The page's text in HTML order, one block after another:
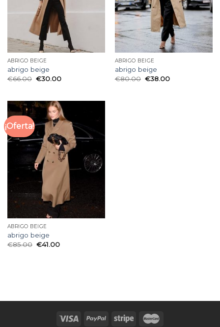
ABRIGO BEIGE
abrigo beige
€66.00 €30.00
ABRIGO BEIGE
abrigo beige
€80.00 €38.00
¡Oferta!
ABRIGO BEIGE
abrigo beige
€85.00 €41.00